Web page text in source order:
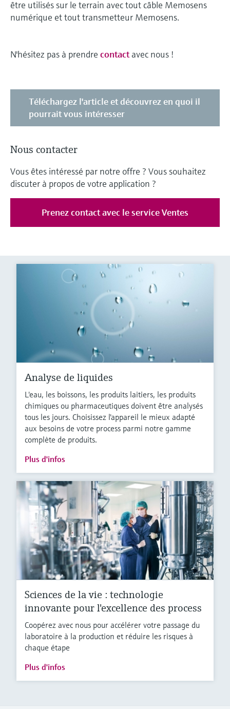
être utilisés sur le terrain avec tout câble Memosens
numérique et tout transmetteur Memosens.
N'hésitez pas à prendre contactavec nous !
Téléchargez l'article et découvrez en quoi il
pourrait vous intéresser
Nous contacter
Vous êtes intéressé par notre offre ? Vous souhaitez
discuter à propos de votre application ?
Prenez contact avec le service Ventes
Analyse de liquides
L'eau, les boissons, les produits laitiers, les produits
chimiques ou pharmaceutiques doivent être analysés
tous les jours. Choisissez l'appareil le mieux adapté
aux besoins de votre process parmi notre gamme
complète de produits.
Plus d'infos
Sciences de la vie : technologie
innovante pour l'excellence des process
Coopérez avec nous pour accélérer votre passage du
laboratoire à la production et réduire les risques à
chaque étape
Plus d'infos